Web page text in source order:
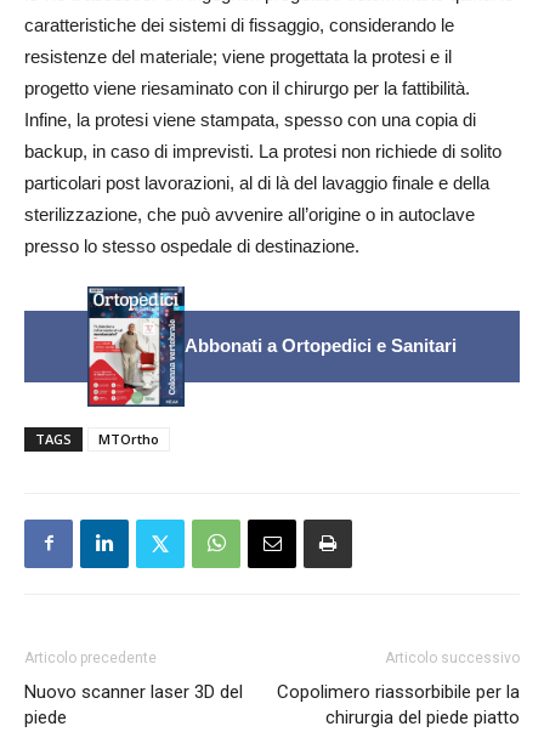
caratteristiche dei sistemi di fissaggio, considerando le
resistenze del materiale; viene progettata la protesi e il
progetto viene riesaminato con il chirurgo per la fattibilità.
Infine, la protesi viene stampata, spesso con una copia di
backup, in caso di imprevisti. La protesi non richiede di solito
particolari post lavorazioni, al di là del lavaggio finale e della
sterilizzazione, che può avvenire all’origine o in autoclave
presso lo stesso ospedale di destinazione.
Abbonati a Ortopedici e Sanitari
TAGS MTOrtho
Articolo precedente
Nuovo scanner laser 3D del
piede
Articolo successivo
Copolimero riassorbibile per la
chirurgia del piede piatto